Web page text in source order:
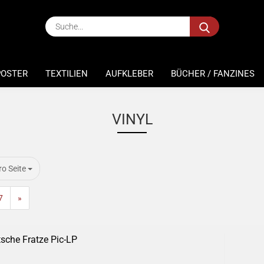
Suche...
TEXTILIEN AUFKLEBER BÜCHER / FANZINES
VINYL
Seite
»
Fratze Pic-LP